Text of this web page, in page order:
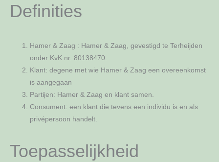
Definities
Hamer & Zaag : Hamer & Zaag, gevestigd te Terheijden
onder KvK nr. 80138470.
Klant: degene met wie Hamer & Zaag een overeenkomst
is aangegaan
Partijen: Hamer & Zaag en klant samen.
Consument: een klant die tevens een individu is en als
privépersoon handelt.
Toepasselijkheid